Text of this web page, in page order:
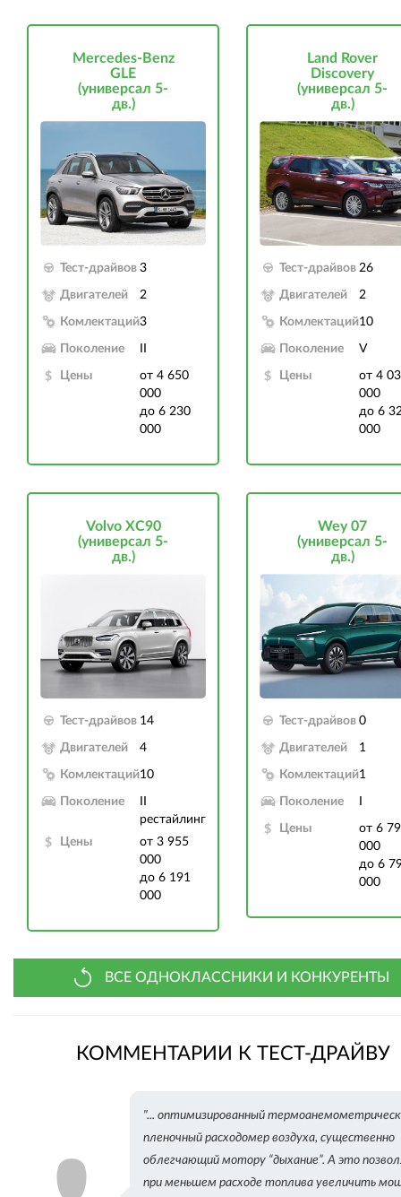
Mercedes-Benz
GLE
(универсал 5-
дв.)
Тест-драйвов 3
Двигателей 2
Комлектаций3
Поколение
Цены
от 4 650
000
до 6 230
000
Land Rover
Discovery
(универсал 5-
дв.)
Тест-драйвов 26
Двигателей 2
Комлектаций10
Поколение V
Цены
от 4
000
до 6
000
Volvo XC90
(универсал 5-
дв.)
Тест-драйвов 14
Двигателей 4
Комлектаций10
Поколение
рестайлинг
Цены
от 3 955
000
до 6 191
000
Wey 07
(универсал 5-
дв.)
Тест-драйвов 0
Двигателей 1
Комлектаций1
Поколение
Цены
от 6
000
до 6
000
ВСЕ ОДНОКЛАССНИКИ И КОНКУРЕНТЫ
КОММЕНТАРИИ К ТЕСТ-ДРАЙВУ
"... оптимизированный
пленочный расходомер воздуха, существенно
облегчающий мотору “дыхание”. А это
при меньшем расходе топлива увеличить